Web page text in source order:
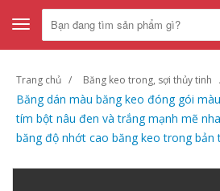
Toggle
navigation
Trang chủ Băng keo trong, sợi thủy tinh
Băng dán màu băng keo đóng gói
tím bột nâu đen và trắng mạnh mẽ
băng độ nhớt cao băng keo trong bản